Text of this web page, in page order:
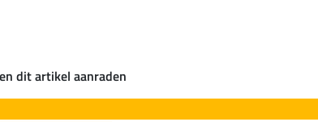
dit artikel aanraden